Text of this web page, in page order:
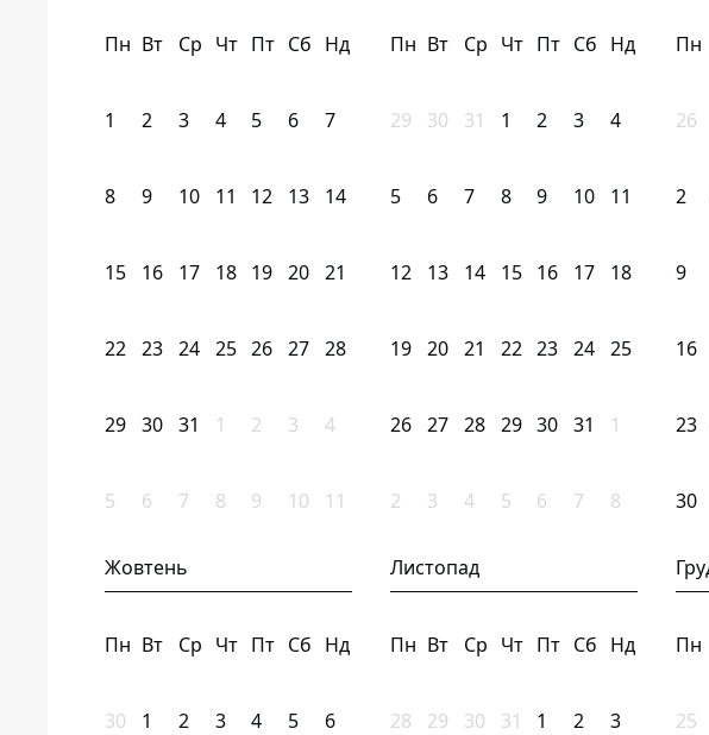
Пн Вт Ср Чт Пт Сб Нд
1 2 3 4 5 6 7
8 9 10 11 12 13 14
15 16 17 18 19 20 21
22 23 24 25 26 27 28
29 30 31 1 2 3 4
5 6 7 8 9 10 11
Пн Вт Ср Чт Пт Сб Нд
29 30 31 1 2 3 4
5 6 7 8 9 10 11
12 13 14 15 16 17 18
19 20 21 22 23 24 25
26 27 28 29 30 31 1
2 3 4 5 6 7 8
Пн
26
2
9
16
23
30
Жовтень
Пн Вт Ср Чт Пт Сб Нд
30 1 2 3 4 5 6
Листопад
Пн Вт Ср Чт Пт Сб Нд
28 29 30 31 1 2 3
Пн
25